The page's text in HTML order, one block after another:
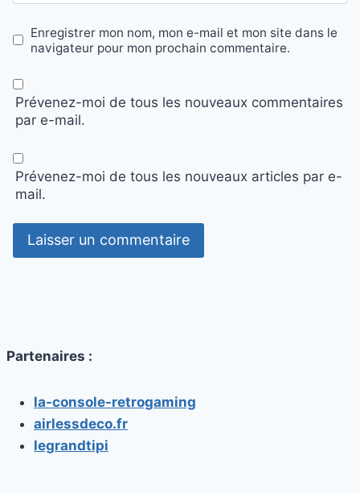
Enregistrer mon nom, mon e-mail et mon site dans le
navigateur pour mon prochain commentaire.
Prévenez-moi de tous les nouveaux commentaires
par e-mail.
Prévenez-moi de tous les nouveaux articles par e-
mail.
Partenaires :
la-console-retrogaming
airlessdeco.fr
legrandtipi